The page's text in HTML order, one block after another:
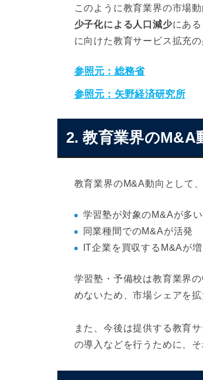
このように教育業界の市場
少子化による人口減少にあ
に向けた教育サービス拡充
参照元：総務省
参照元：矢野経済研究所
2. 教育業界のM&A
教育業界のM&A動向として
学習塾が対象のM&Aが多い
同業種間でのM&Aが活発
IT企業を買収するM&Aが
学習塾・予備校は教育業界
めないため、市場シェアを
また、今後は提供する教育
の導入などを行うために、